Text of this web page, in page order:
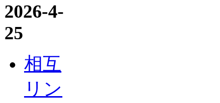
2026-4-
25
相互
リン